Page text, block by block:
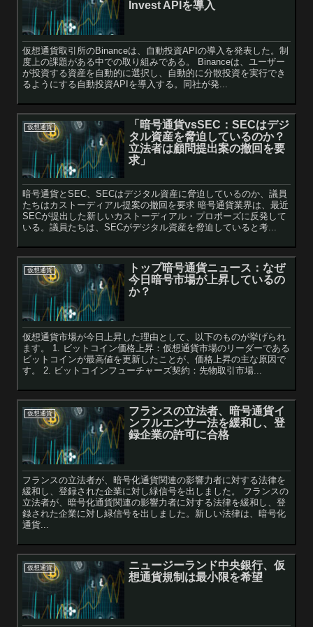
Invest APIを導入
仮想通貨取引所のBinanceは、自動投資APIの導入を発表した。制
度上の課題がある中での取り組みである。 Binanceは、ユーザー
が投資する資産を自動的に選択し、自動的に分散投資を実行でき
るようにする自動投資APIを導入する。同社が発...
仮想通貨
「暗号通貨vsSEC：SECはデジ
タル資産を脅迫しているのか？
立法者は顧問提出案の撤回を要
求」
暗号通貨とSEC、SECはデジタル資産に脅迫しているのか、議員
たちはカストーディアル提案の撤回を要求 暗号通貨業界は、最近
SECが提出した新しいカストーディアル・プロポーズに反発して
いる。議員たちは、SECがデジタル資産を脅迫していると考...
仮想通貨
トップ暗号通貨ニュース：なぜ
今日暗号市場が上昇しているの
か？
仮想通貨市場が今日上昇した理由として、以下のものが挙げられ
ます。 1. ビットコイン価格上昇：仮想通貨市場のリーダーである
ビットコインが最高値を更新したことが、価格上昇の主な原因で
す。 2. ビットコインフューチャーズ契約：先物取引市場...
仮想通貨
フランスの立法者、暗号通貨イ
ンフルエンサー法を緩和し、登
録企業の許可に合格
フランスの立法者が、暗号化通貨関連の影響力者に対する法律を
緩和し、登録された企業に対し緑信号を出しました。 フランスの
立法者が、暗号化通貨関連の影響力者に対する法律を緩和し、登
録された企業に対し緑信号を出しました。新しい法律は、暗号化
通貨...
仮想通貨
ニュージーランド中央銀行、仮
想通貨規制は最小限を希望